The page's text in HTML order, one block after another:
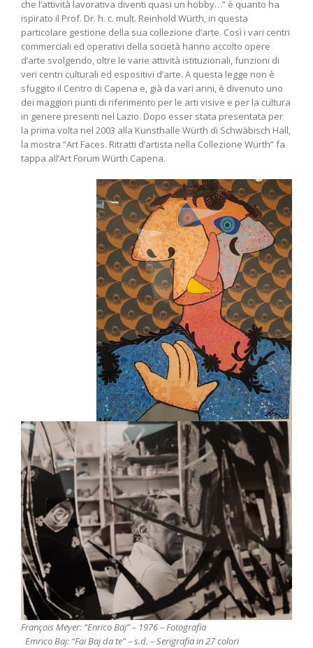
che l’attività lavorativa diventi quasi un hobby…” è quanto ha
ispirato il Prof. Dr. h. c. mult. Reinhold Würth, in questa
particolare gestione della sua collezione d’arte. Così i vari centri
commerciali ed operativi della società hanno accolto opere
d’arte svolgendo, oltre le varie attività istituzionali, funzioni di
veri centri culturali ed espositivi d’arte. A questa legge non è
sfuggito il Centro di Capena e, già da vari anni, è divenuto uno
dei maggiori punti di riferimento per le arti visive e per la cultura
in genere presenti nel Lazio. Dopo esser stata presentata per
la prima volta nel 2003 alla Kunsthalle Würth di Schwäbisch Hall,
la mostra “Art Faces. Ritratti d’artista nella Collezione Würth” fa
tappa all’Art Forum Würth Capena.
François Meyer: “Enrico Baj” – 1976 – Fotografia
Emrico Baj: “Fai Baj da te” – s.d. – Serigrafia in 27 colori